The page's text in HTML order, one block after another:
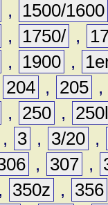
,
1500/1600
, 1750/ ,
, 1900 ,
204 , 205 ,
, 250 ,
, 3 , 3/20 ,
, 307 ,
, 350z ,
356